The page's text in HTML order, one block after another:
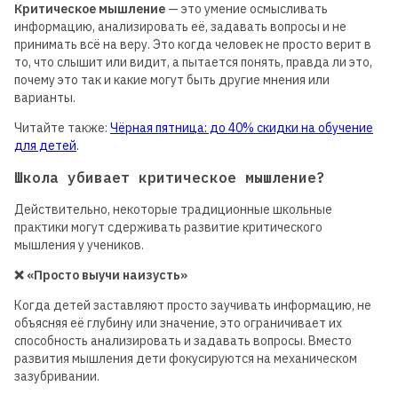
Критическое мышление — это умение осмысливать
информацию, анализировать её, задавать вопросы и не
принимать всё на веру. Это когда человек не просто верит в
то, что слышит или видит, а пытается понять, правда ли это,
почему это так и какие могут быть другие мнения или
варианты.
Читайте также: Чёрная пятница: до 40% скидки на обучение
для детей.
Школа убивает критическое мышление?
Действительно, некоторые традиционные школьные
практики могут сдерживать развитие критического
мышления у учеников.
❌ «Просто выучи наизусть»
Когда детей заставляют просто заучивать информацию, не
объясняя её глубину или значение, это ограничивает их
способность анализировать и задавать вопросы. Вместо
развития мышления дети фокусируются на механическом
зазубривании.